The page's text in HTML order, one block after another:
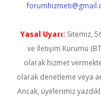
Yasal Uyarı: Sitemiz,
ve İletişim Kurumu
olarak hizmet
olarak denetleme veya
Ancak, üyelerimiz